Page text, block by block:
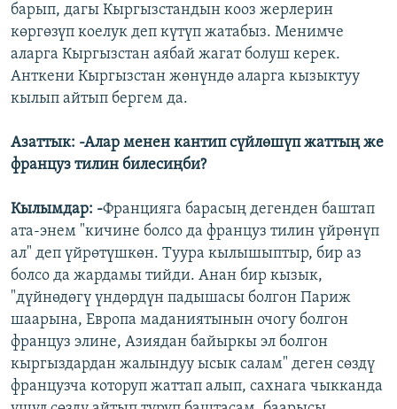
барып, дагы Кыргызстандын кооз жерлерин
көргөзүп коелук деп күтүп жатабыз. Менимче
аларга Кыргызстан аябай жагат болуш керек.
Анткени Кыргызстан жөнүндө аларга кызыктуу
кылып айтып бергем да.
Азаттык: -Алар менен кантип сүйлөшүп жаттың же
француз тилин билесиңби?
Кылымдар: -Францияга барасың дегенден баштап
ата-энем "кичине болсо да француз тилин үйрөнүп
ал" деп үйрөтүшкөн. Туура кылышыптыр, бир аз
болсо да жардамы тийди. Анан бир кызык,
"дүйнөдөгү үндөрдүн падышасы болгон Париж
шаарына, Европа маданиятынын очогу болгон
француз элине, Азиядан байыркы эл болгон
кыргыздардан жалындуу ысык салам" деген сөздү
французча которуп жаттап алып, сахнага чыкканда